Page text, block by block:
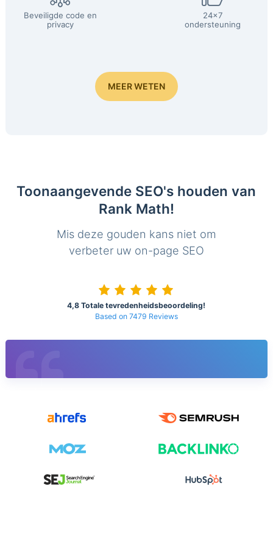
Beveiligde code en
privacy
24x7
ondersteuning
MEER WETEN
Toonaangevende SEO's houden van
Rank Math!
Mis deze gouden kans niet om
verbeter uw on-page SEO
4,8 Totale tevredenheidsbeoordeling!
Based on 7479 Reviews